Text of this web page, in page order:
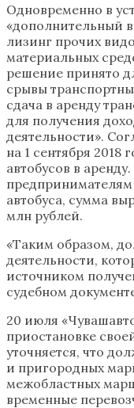
Одновременно в
«дополнительный
лизинг прочих
материальных
решение принято
срывы
сдача в аренду
для получения
деятельности».
на 1 сентября 2018
автобусов в
автобуса, сумма
млн рублей.
«Таким образом,
деятельности,
источником
судебном
20 июля
приостановке
уточняется, что
и пригородных
межобластных
временные